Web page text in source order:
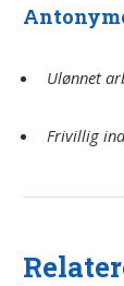
Ulønnet
Frivillig